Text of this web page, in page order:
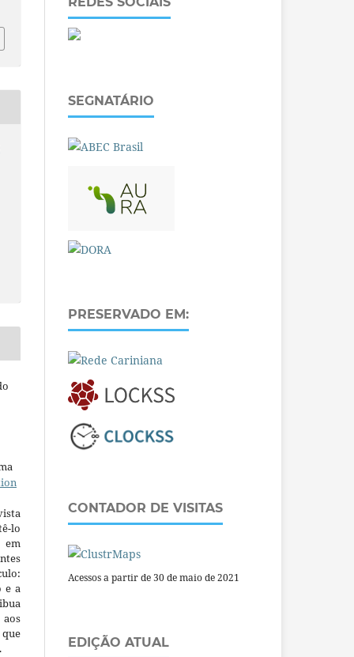
lo
em
e a
SEGNATÁRIO
PRESERVADO EM:
CONTADOR DE VISITAS
Acessos a partir de 30 de maio de 2021
EDIÇÃO ATUAL